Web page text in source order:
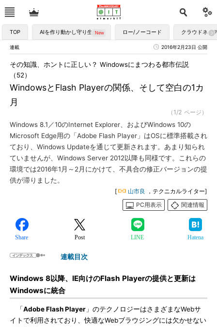
TOP AIを作り動かし守り生かす ロー/ノーコード クラウドネイ
連載 2016年2月23日 公開
WindowsとFlash Playerの関係、そして空白の1カ
月
その知識、ホントに正しい？ Windowsにまつわる都市伝説
（52）
（1/2 ページ）
Windows 8.1／10のInternet Explorer、およびWindows 10の
Microsoft Edge用の「Adobe Flash Player」はOSに標準搭載され
ており、Windows Updateを通じて更新されます。あまり知られ
ていませんが、Windows Server 2012以降も同様です。これらの
環境では2016年1月～2月にかけて、不具合の修正バージョンの提
供が滞りました。
[ 山市良
，テクニカルライター]
PC用表示
関連情報
Share Post LINE Hatena
連載目次
Windows 8以降、IE向けのFlash Playerの提供と更新は
Windowsに統合
「Adobe Flash Player 」のテクノロジーはさまざまなWebサ
イトで利用されており、快適なWebブラウジングには欠かせない